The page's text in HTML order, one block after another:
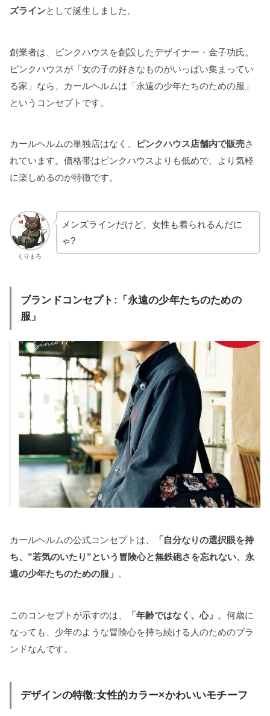
ズラインとして誕生しました。
創業者は、ピンクハウスを創設したデザイナー・金子功氏。
ピンクハウスが「女の子の好きなものがいっぱい集まってい
る家」なら、カールヘルムは「永遠の少年たちのための服」
というコンセプトです。
カールヘルムの単独店はなく、 ピンクハウス店舗内で販売さ
れています。価格帯はピンクハウスよりも低めで、より気軽
に楽しめるのが特徴です。
くりまろ
メンズラインだけど、女性も着られるんだに
ゃ?
ブランドコンセプト:「永遠の少年たちのための
服」
カールヘルムの公式コンセプトは、
「自分なりの選択眼を持
ち、”若気のいたり”という冒険心と無鉄砲さを忘れない、永
遠の少年たちのための服」 。
このコンセプトが示すのは、 「年齢ではなく、心」 。何歳に
なっても、少年のような冒険心を持ち続ける人のためのブラ
ンドなんです。
デザインの特徴:女性的カラー×かわいいモチーフ